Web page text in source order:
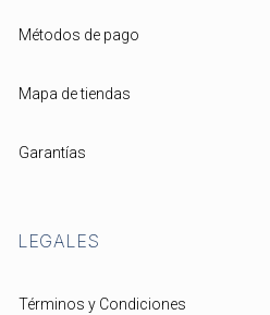
Métodos de pago
Mapa de tiendas
Garantías
LEGALES
Términos y Condiciones